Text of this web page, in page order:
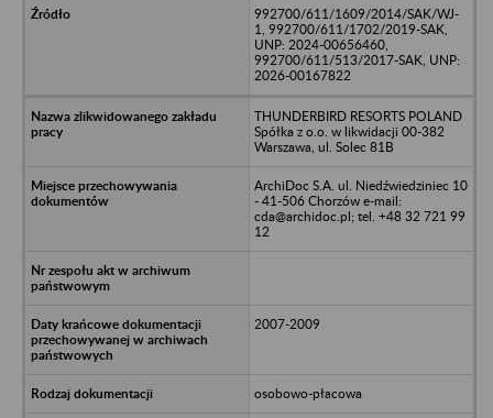
992700/611/1609/2014/SAK/WJ-
1, 992700/611/1702/2019-SAK,
UNP: 2024-00656460,
992700/611/513/2017-SAK, UNP:
2026-00167822
THUNDERBIRD RESORTS POLAND
Spółka z o.o. w likwidacji 00-382
Warszawa, ul. Solec 81B
ArchiDoc S.A. ul. Niedźwiedziniec 10
- 41-506 Chorzów e-mail:
cda@archidoc.pl; tel. +48 32 721 99
12
2007-2009
osobowo-płacowa